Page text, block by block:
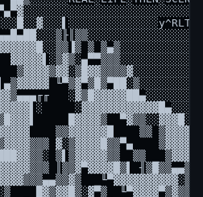
▒
█▓▓▓▓▒
▒▒▓▓▓▓▓▓█    ▒▒
▓░▒▓▓▓▓█▒▒▀▄
▒▌▒▓▓▓▓▓▒▒  ▒▒
║▒▒▓▀▓▓▓▓█▒▌
█▓▒▓▓█▒░▓▀▒